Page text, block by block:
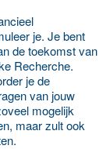
je. Je bent
de toekomst van
Recherche.
je de
van jouw
mogelijk
maar zult ook